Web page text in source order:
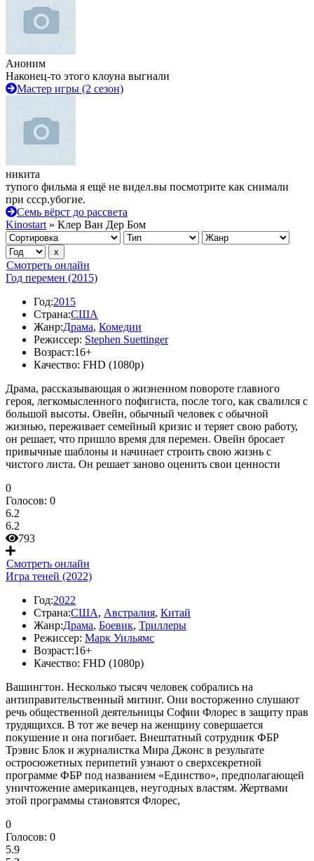
Аноним
Наконец-то этого клоуна выгнали
Мастер игры (2 сезон)
никита
тупого фильма я ещё не видел.вы посмотрите как снимали
при ссср.убогие.
Семь вёрст до рассвета
Kinostart » Клер Ван Дер Бом
Смотреть онлайн
Год перемен (2015)
Год:2015
Страна:США
Жанр:Драма, Комедии
Режиссер: Stephen Suettinger
Возраст:16+
Качество: FHD (1080p)
Драма, рассказывающая о жизненном повороте главного
героя, легкомысленного пофигиста, после того, как свалился с
большой высоты. Овейн, обычный человек с обычной
жизнью, переживает семейный кризис и теряет свою работу,
он решает, что пришло время для перемен. Овейн бросает
привычные шаблоны и начинает строить свою жизнь с
чистого листа. Он решает заново оценить свои ценности
0
Голосов: 0
6.2
6.2
793
Смотреть онлайн
Игра теней (2022)
Год:2022
Страна:США, Австралия, Китай
Жанр:Драма, Боевик, Триллеры
Режиссер: Марк Уильямс
Возраст:16+
Качество: FHD (1080p)
Вашингтон. Несколько тысяч человек собрались на
антиправительственный митинг. Они восторженно слушают
речь общественной деятельницы Софии Флорес в защиту прав
трудящихся. В тот же вечер на женщину совершается
покушение и она погибает. Внештатный сотрудник ФБР
Трэвис Блок и журналистка Мира Джонс в результате
остросюжетных перипетий узнают о сверхсекретной
программе ФБР под названием «Единство», предполагающей
уничтожение американцев, неугодных властям. Жертвами
этой программы становятся Флорес,
0
Голосов: 0
5.9